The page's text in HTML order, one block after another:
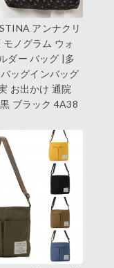
アンナクリ
モノグラム ウォ
ダー バッグ |多
ッグインバッグ
お出かけ 通院
ブラック 4A38